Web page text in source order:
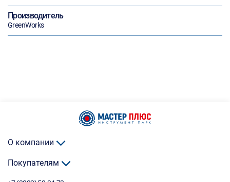
Производитель
GreenWorks
О компании
Покупателям